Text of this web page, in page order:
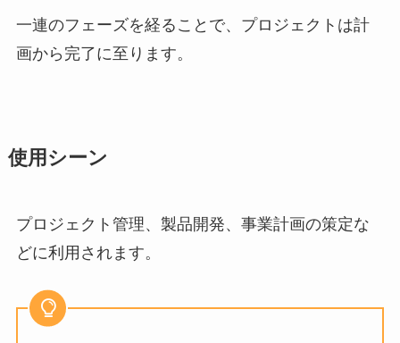
一連のフェーズを経ることで、プロジェクトは計
画から完了に至ります。
使用シーン
プロジェクト管理、製品開発、事業計画の策定な
どに利用されます。